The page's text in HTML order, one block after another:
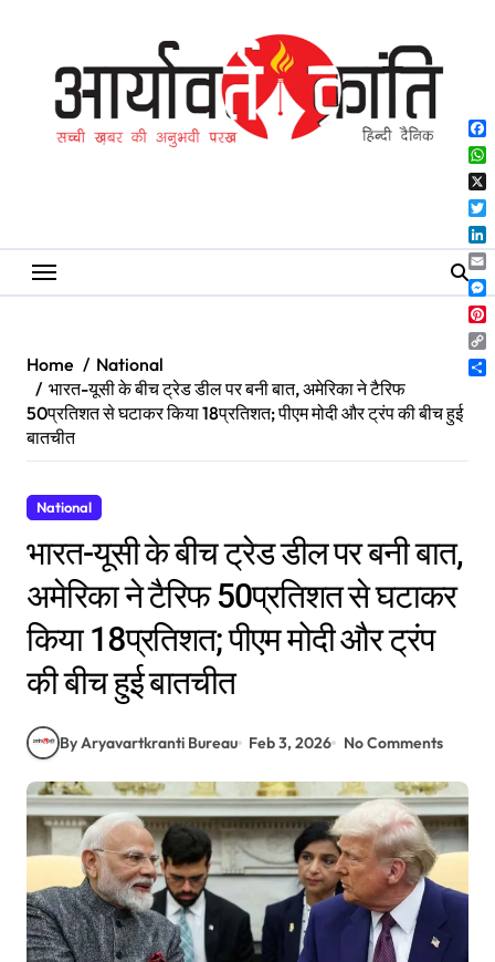
Home
National
भारत-यूसी के बीच ट्रेड डील पर बनी बात, अमेरिका ने टैरिफ
50प्रतिशत से घटाकर किया 18प्रतिशत; पीएम मोदी और ट्रंप की बीच हुई
बातचीत
National
भारत-यूसी के बीच ट्रेड डील पर बनी बात,
अमेरिका ने टैरिफ 50प्रतिशत से घटाकर
किया 18प्रतिशत; पीएम मोदी और ट्रंप
की बीच हुई बातचीत
By Aryavartkranti Bureau Feb 3, 2026 No Comments
X